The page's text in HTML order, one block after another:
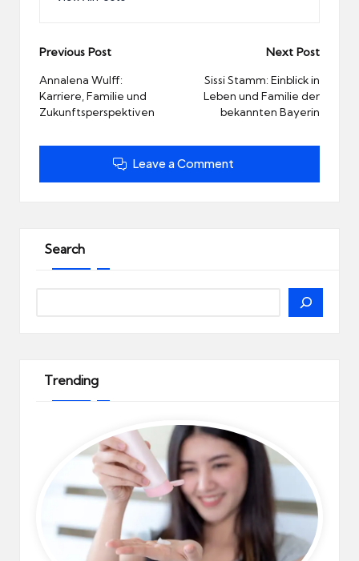
Post
navigation
Previous Post
Annalena Wulff:
Karriere, Familie und
Zukunftsperspektiven
Next Post
Sissi Stamm: Einblick in
Leben und Familie der
bekannten Bayerin
Leave a Comment
Search
Trending